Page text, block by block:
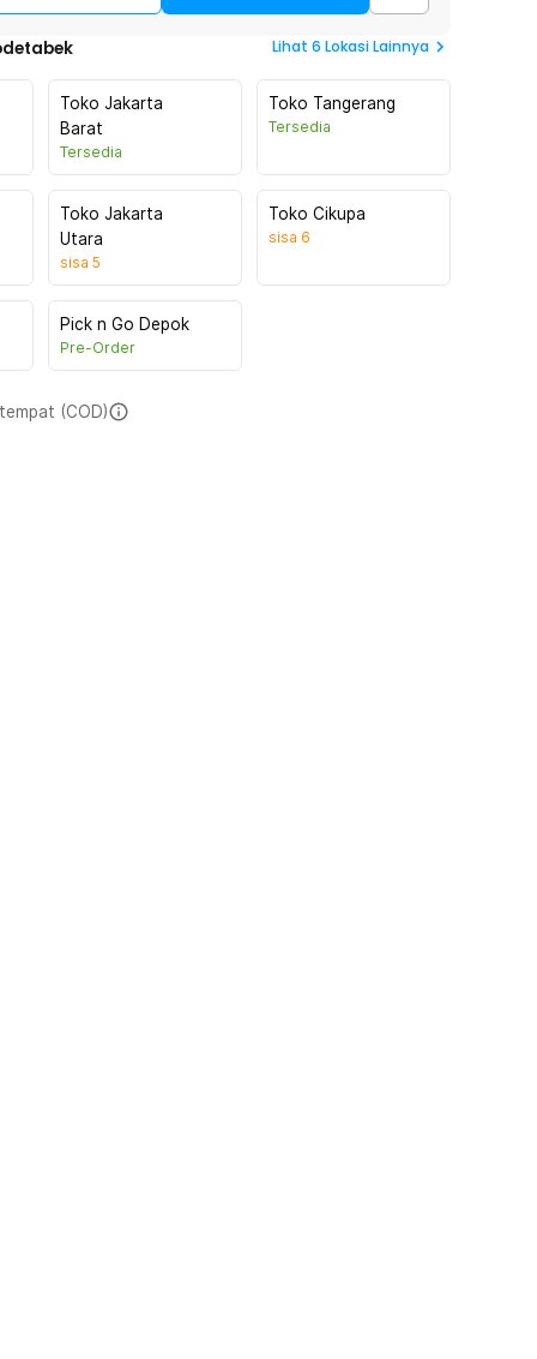
Lihat 6 Lokasi Lainnya
Toko Jakarta
Barat
Tersedia
Toko Tangerang
Tersedia
Toko Jakarta
Utara
sisa 5
Toko Cikupa
sisa 6
Pick n Go Depok
Pre-Order
(COD)